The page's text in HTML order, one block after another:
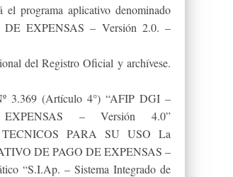
programa aplicativo denominado
EXPENSAS – Versión 2.0. –
del Registro Oficial y archívese.
3.369 (Artículo 4°) “AFIP DGI –
– Versión 4.0”
PARA SU USO La
DE PAGO DE EXPENSAS –
“S.I.Ap. – Sistema Integrado de